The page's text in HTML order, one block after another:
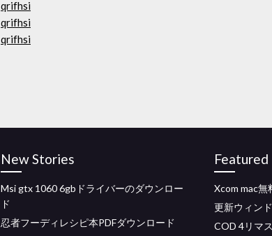
qrifhsi
qrifhsi
qrifhsi
New Stories
Msi gtx 1060 6gbドライバーのダウンロー
ド
忍者フーディレシピ本PDFダウンロード
Featured
Xcom mac無
更新ウィン
COD 4リマ